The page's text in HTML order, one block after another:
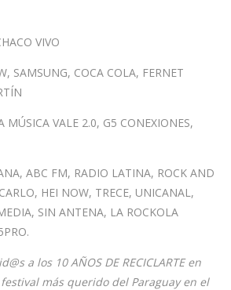
VIVO
SAMSUNG, COCA COLA, FERNET
MÚSICA VALE 2.0, G5 CONEXIONES,
ABC FM, RADIO LATINA, ROCK AND
HEI NOW, TRECE, UNICANAL,
SIN ANTENA, LA ROCKOLA
a los 10 AÑOS DE RECICLARTE en
festival más querido del Paraguay en el